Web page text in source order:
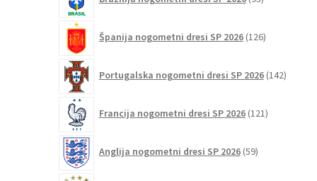
izdelkov
Španija nogometni dresi SP 2026 126izdelkov
Portugalska nogometni dresi SP 2026 142
Francija nogometni dresi SP 2026 121izdelkov
Anglija nogometni dresi SP 2026 59izdelkov